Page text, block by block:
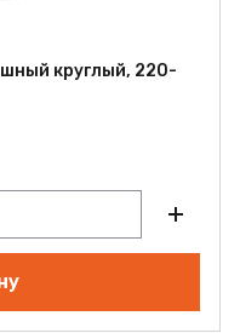
круглый, 220-